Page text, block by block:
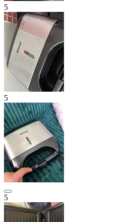
5
5
5